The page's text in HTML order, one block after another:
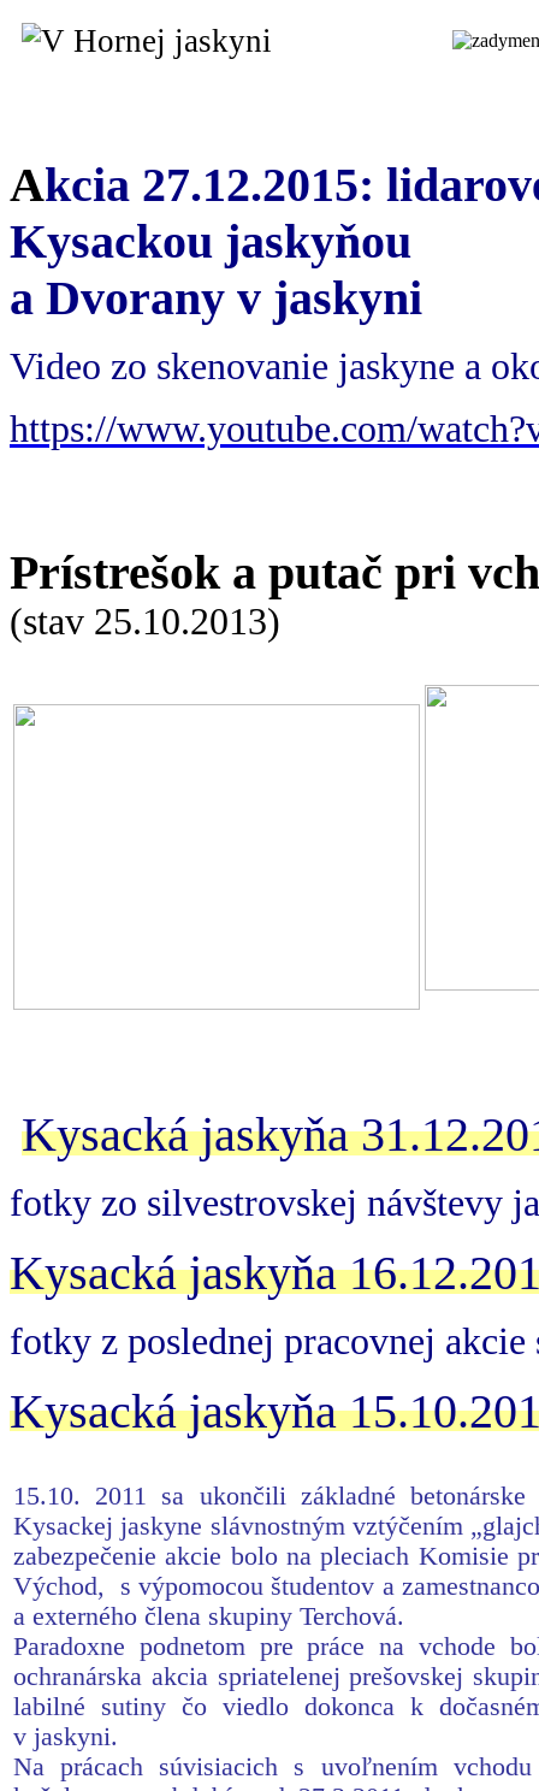
Akcia 27.12.2015:
Kysackou jaskyňou
a Dvorany v jaskyni
Video zo skenovanie jaskyne a
https://www.youtube.com/
Prístrešok a putač pri
(stav 25.10.2013)
Kysacká jaskyňa
fotky zo silvestrovskej návštevy
Kysacká jaskyňa
fotky z poslednej pracovnej
Kysacká jaskyňa
15.10. 2011 sa ukončili základné
Kysackej jaskyne slávnostným vztýčením
zabezpečenie akcie bolo na pleciach Komisie
Východ, s výpomocou študentov a
a externého člena skupiny Terchová.
Paradoxne podnetom pre práce na vchode
ochranárska akcia spriatelenej prešovskej
labilné sutiny čo viedlo dokonca k
v jaskyni.
Na prácach súvisiacich s uvoľnením